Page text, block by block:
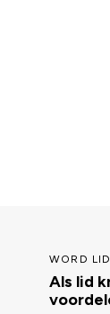
WORD LID
Als lid